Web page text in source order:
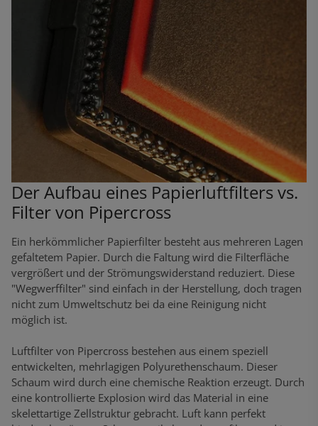
Der Aufbau eines Papierluftfilters vs.
Filter von Pipercross
Ein herkömmlicher Papierfilter besteht aus mehreren Lagen
gefaltetem Papier. Durch die Faltung wird die Filterfläche
vergrößert und der Strömungswiderstand reduziert. Diese
"Wegwerffilter" sind einfach in der Herstellung, doch tragen
nicht zum Umweltschutz bei da eine Reinigung nicht
möglich ist.
Luftfilter von Pipercross bestehen aus einem speziell
entwickelten, mehrlagigen Polyurethenschaum. Dieser
Schaum wird durch eine chemische Reaktion erzeugt. Durch
eine kontrollierte Explosion wird das Material in eine
skelettartige Zellstruktur gebracht. Luft kann perfekt